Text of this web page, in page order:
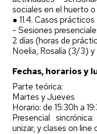
sociales en el huerto
● 11.4. Casos prácticos
- Sesiones
2 días (horas de
Noelia, Rosalía (3/3) y
Fechas, horarios y
Parte teórica:
Martes y Jueves
Horario: de 15:30h a
Presencial
unizar, y clases on